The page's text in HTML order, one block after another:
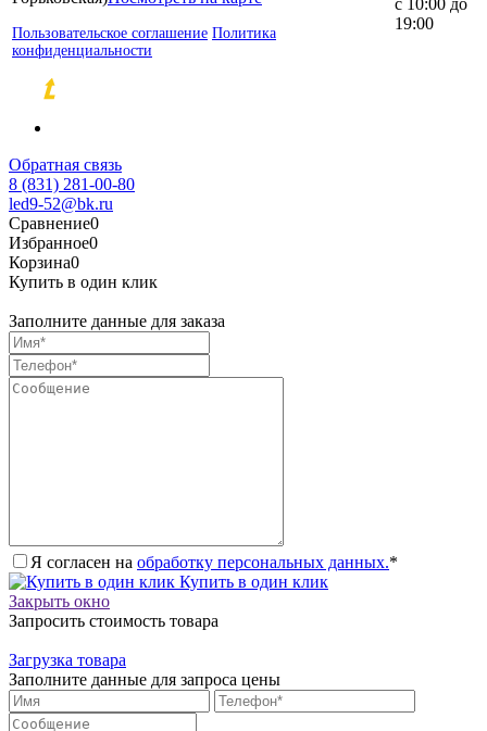
Пользовательское соглашение Политика
конфиденциальности
с 10:00 до
19:00
Обратная связь
8 (831) 281-00-80
led9-52@bk.ru
Сравнение0
Избранное0
Корзина0
Купить в один клик
Заполните данные для заказа
Я согласен на обработку персональных данных.*
Купить в один клик
Закрыть окно
Запросить стоимость товара
Загрузка товара
Заполните данные для запроса цены